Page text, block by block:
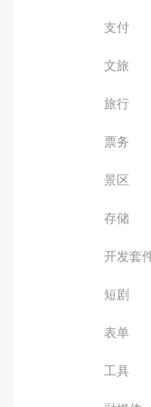
支付
文旅
旅行
票务
景区
存储
开发套
短剧
表单
工具